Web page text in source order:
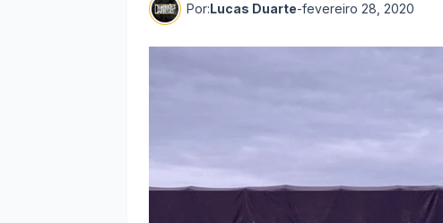
Por:Lucas Duarte-fevereiro 28, 2020